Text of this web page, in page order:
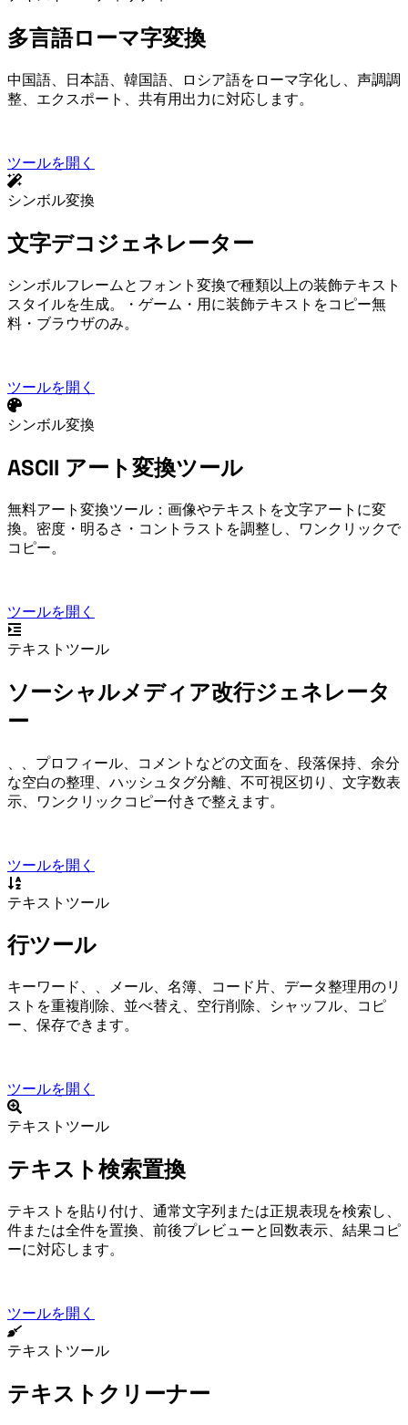
多言語ローマ字変換
中国語、日本語、韓国語、ロシア語をローマ字化し、声調調
整、ruby エクスポート、共有用出力に対応します。
ツールを開く
シンボル変換
文字デコジェネレーター
Unicodeシンボルフレームとフォント変換で50種類以上の装飾テキスト
スタイルを生成。Instagram Bio・ゲームID・Discord用に装飾テキストをコピー — 無
料・ブラウザのみ。
ツールを開く
シンボル変換
ASCII アート変換ツール
無料ASCIIアート変換ツール：画像やテキストを文字アートに変
換。密度・明るさ・コントラストを調整し、ワンクリックで
コピー。
ツールを開く
テキストツール
ソーシャルメディア改行ジェネレータ
ー
Instagram、TikTok、プロフィール、コメントなどの文面を、段落保持、余分
な空白の整理、ハッシュタグ分離、不可視区切り、文字数表
示、ワンクリックコピー付きで整えます。
ツールを開く
テキストツール
行ツール
キーワード、URL、メール、名簿、コード片、データ整理用のリ
ストを重複削除、並べ替え、空行削除、シャッフル、コピ
ー、保存できます。
ツールを開く
テキストツール
テキスト検索置換
テキストを貼り付け、通常文字列または正規表現を検索し、1
件または全件を置換、前後プレビューと回数表示、結果コピ
ーに対応します。
ツールを開く
テキストツール
テキストクリーナー